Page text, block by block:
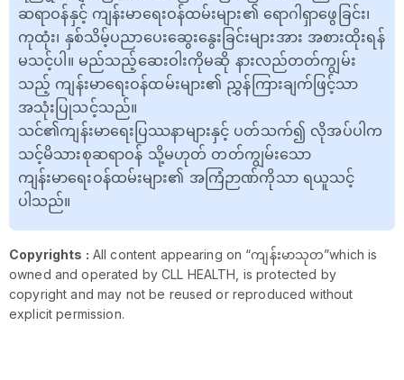
ဆရာဝန်နှင့် ကျန်းမာရေးဝန်ထမ်းများ၏ ရောဂါရှာဖွေခြင်း၊
ကုထုံး၊ နှစ်သိမ့်ပညာပေးဆွေးနွေးခြင်းများအား အစားထိုးရန်
မသင့်ပါ။ မည်သည့်ဆေးဝါးကိုမဆို နားလည်တတ်ကျွမ်း
သည့် ကျန်းမာရေးဝန်ထမ်းများ၏ ညွှန်ကြားချက်ဖြင့်သာ
အသုံးပြုသင့်သည်။
သင်၏ကျန်းမာရေးပြဿနာများနှင့် ပတ်သက်၍ လိုအပ်ပါက
သင့်မိသားစုဆရာဝန် သို့မဟုတ် တတ်ကျွမ်းသော
ကျန်းမာရေးဝန်ထမ်းများ၏ အကြံဉာဏ်ကိုသာ ရယူသင့်
ပါသည်။
Copyrights : All content appearing on “ကျန်းမာသုတ”which is
owned and operated by CLL HEALTH, is protected by
copyright and may not be reused or reproduced without
explicit permission.